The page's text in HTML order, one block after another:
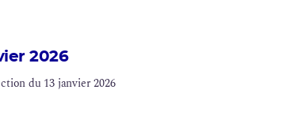
2026
du 13 janvier 2026